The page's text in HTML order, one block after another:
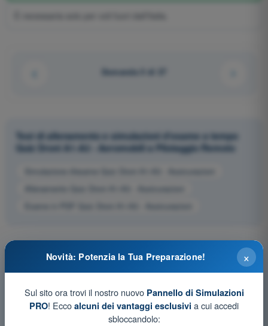
Domanda 5 di 27
Test di allenamento e simulazioni d'esame a tempo
Quiz Droni A1-A3 - Aeromobili a Pilotaggio Remoto
Simulazione d'esame Quiz Droni A1-A3 - Assicurazioni
×
Novità: Potenzia la Tua Preparazione!
Sul sito ora trovi il nostro nuovo Pannello di Simulazioni
PRO! Ecco alcuni dei vantaggi esclusivi a cui accedi
sbloccandolo: